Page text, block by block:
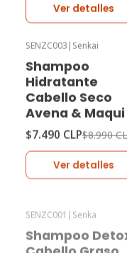
Ver detalles
-17%Oferta
Agotado
Shampoo
Hidratante
Cabello Seco
Avena & Maqui
$8.990 CLP
Ver detalles
Cabello Graso
Carbón &